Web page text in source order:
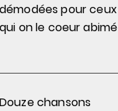
démodées pourceux
qui on le coeur abimé
Douze chansons